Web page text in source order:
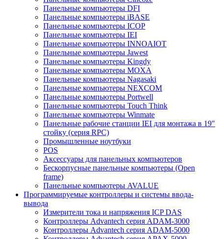
Панельные компьютеры DFI
Панельные компьютеры iBASE
Панельные компьютеры ICOP
Панельные компьютеры IEI
Панельные компьютеры INNOAIOT
Панельные компьютеры Jawest
Панельные компьютеры Kingdy
Панельные компьютеры MOXA
Панельные компьютеры Nagasaki
Панельные компьютеры NEXCOM
Панельные компьютеры Portwell
Панельные компьютеры Touch Think
Панельные компьютеры Winmate
Панельные рабочие станции IEI для монтажа в 19"
стойку (серия RPC)
Промышленные ноутбуки
POS
Аксессуары для панельных компьютеров
Бескорпусные панельные компьютеры (Open
frame)
Панельные компьютеры AVALUE
Программируемые контроллеры и системы ввода-
вывода
Измерители тока и напряжения ICP DAS
Контроллеры Advantech серия ADAM-3000
Контроллеры Advantech серия ADAM-5000